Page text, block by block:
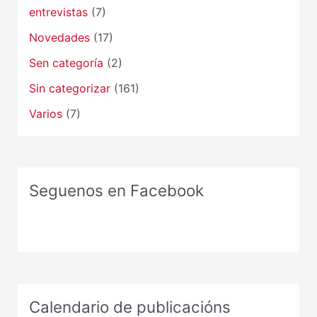
entrevistas(7)
Novedades(17)
Sen categoría (2)
Sin categorizar(161)
Varios(7)
Seguenos en Facebook
Calendario de publicacións